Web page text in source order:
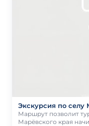
Экскурсия по селу
Маршрут позволит
Марёвского края